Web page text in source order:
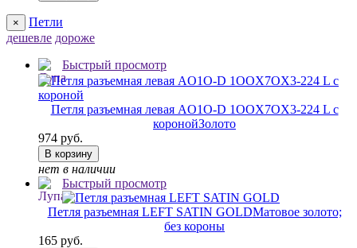
×
Петли
дешевле дороже
Быстрый просмотр
Петля разъемная левая AO1O-D 1OOX7OX3-224 L с
коронойЗолото
974 руб.
В корзину
нет в наличии
Быстрый просмотр
Петля разъемная LEFT SATIN GOLDМатовое золото;
без короны
165 руб.